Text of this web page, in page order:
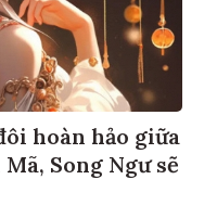
hoàn hảo giữa
Song Ngư sẽ